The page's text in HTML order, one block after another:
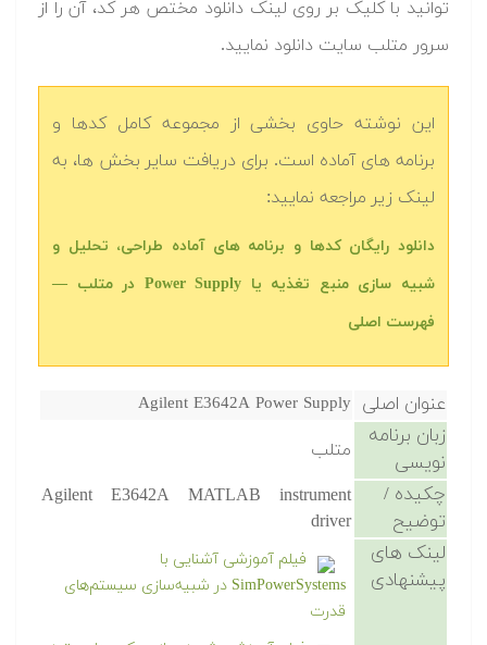
توانید با کلیک بر روی لینک دانلود مختص هر کد، آن را از
سرور متلب سایت دانلود نمایید.‬
این نوشته حاوی بخشی از مجموعه کامل کدها و
برنامه های آماده است. برای دریافت سایر بخش ها، به
لینک زیر مراجعه نمایید:
دانلود رایگان کدها و برنامه های آماده طراحی، تحلیل و
شبیه سازی منبع تغذیه یا Power Supply در متلب‬‬ —
فهرست اصلی
عنوان اصلی Agilent E3642A Power Supply
زبان برنامه
نویسی
متلب
چکیده /
توضیح
Agilent E3642A MATLAB instrument
driver
لینک های
پیشنهادی
فیلم آموزشی آشنایی با
SimPowerSystems در شبیه‌سازی سیستم‌های
قدرت